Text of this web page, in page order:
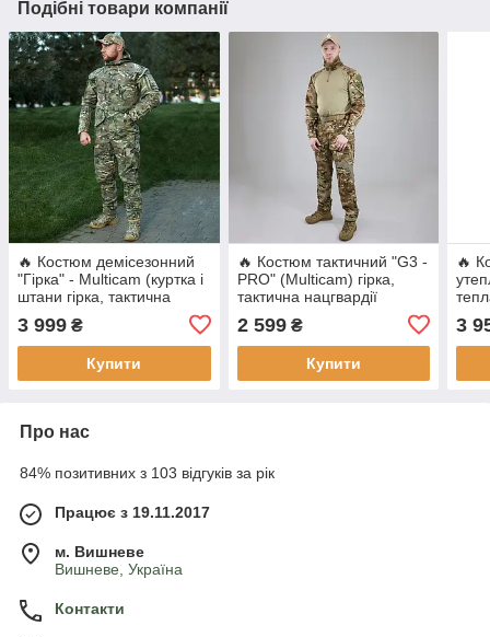
Подібні товари компанії
🔥 Костюм демісезонний
"Гірка" - Multicam (куртка і
штани гірка, тактична
нацгвардії військова зсу)
3 999 ₴
Купити
🔥 Костюм тактичний "G3 -
PRO" (Multicam) гірка,
тактична нацгвардії
військова зсу, мультикам
2 599₴
Купити
🔥
3
Про нас
84% позитивних з 103 відгуків за рік
Працює з 19.11.2017
м. Вишневе
Вишневе, Україна
Контакти